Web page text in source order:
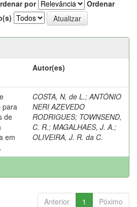
por
Ordenar
Autor(es)
para
de
em
COSTA, N. de L.; ANTÔNIO
NERI AZEVEDO
RODRIGUES; TOWNSEND,
C. R.; MAGALHAES, J. A.;
OLIVEIRA, J. R. da C.
Anterior 1 Póximo